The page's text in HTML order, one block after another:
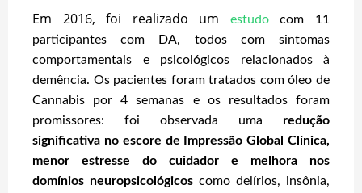
Em 2016, foi realizado um estudocom 11
participantes com DA, todos com sintomas
comportamentais e psicológicos relacionados à
demência. Os pacientes foram tratados com óleo de
Cannabis por 4 semanas e os resultados foram
promissores: foi observada uma redução
significativa no escore de Impressão Global Clínica,
menor estresse do cuidador e melhora nos
domínios neuropsicológicos como delírios, insônia,